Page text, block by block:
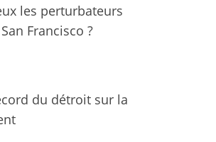
les perturbateurs
Francisco ?
du détroit sur la